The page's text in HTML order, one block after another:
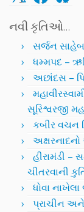
નવી કૃતિઓ…
સર્જન સાહેબ
ધમ્મપદ –
અછાંદસ –
સૂરિશ્વરજી
કબીર વચન
અક્ષરનાદનો
હીરામંડી –
ચીતરવાની
ધોવા
પ્રાચીન અને